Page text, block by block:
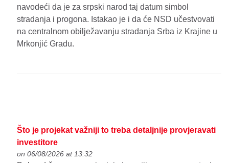
navodeći da je za srpski narod taj datum simbol
stradanja i progona. Istakao je i da će NSD učestvovati
na centralnom obilježavanju stradanja Srba iz Krajine u
Mrkonjić Gradu.
Što je projekat važniji to treba detaljnije provjeravati
investitore
on 06/08/2026 at 13:32